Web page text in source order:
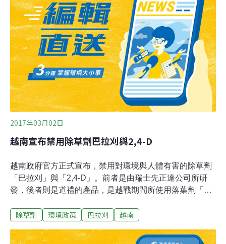
家禁用巴拉刈，就連鄰近的中國與韓國也同步禁用。因
此，林聰賢在今日下午透露，過去巴拉刈停用時程一直未
定的問題，本來幕僚單位還規劃直到2019年才全面禁用，
不過在聽取各方建議和參照週邊國家作法後，「台灣沒有
理由不禁用」，因此要求今年7月就要達到禁用巴拉刈的
目標，好讓農業更加友善環境。
2017年03月02日
越南宣布禁用除草劑巴拉刈與2,4-D
越南政府官方正式宣布，禁用對環境與人體有害的除草劑
「巴拉刈」與「2,4-D」。前者是由瑞士先正達公司所研
發，後者則是道禮的產品，是越戰期間所使用落葉劑「橙
民間組織聯盟「越南農業行動網」（Pesticide Action
於開始重視人民的健康，希望未來能有更多危險的農藥被
除草劑 環境政策 巴拉刈 越南